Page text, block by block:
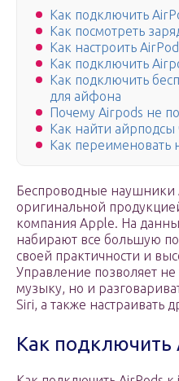
Как подключить
Как посмотреть
Как настроить
Как подключить
Как подключить
для айфона
Почему Airpods не
Как найти
Как
Беспроводные наушники
оригинальной
компания Apple. На
набирают все большую
своей практичности и
Управление позволяет
музыку, но и
Siri, а также настраивать
Как подключить